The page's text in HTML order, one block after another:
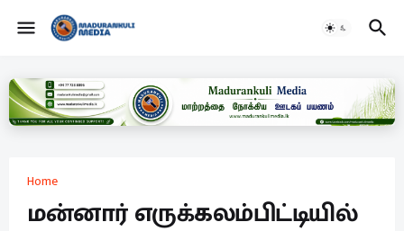
Home
மன்னார் எருக்கலம்பிட்டியில்